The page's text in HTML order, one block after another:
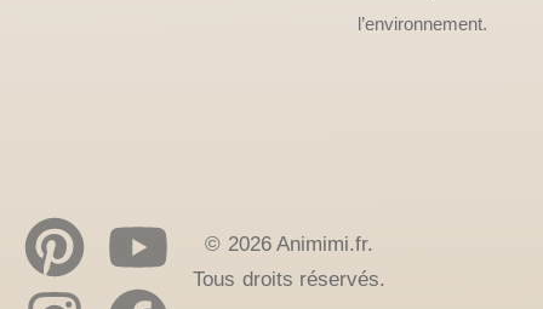
l’environnement.
© 2026 Animimi.fr.
Tous droits réservés.